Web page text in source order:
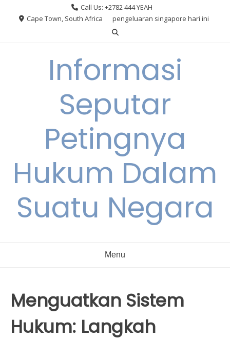
Call Us: +2782 444 YEAH
Cape Town, South Africa
pengeluaran singapore hari ini
Informasi
Seputar
Petingnya
Hukum Dalam
Suatu Negara
Menu
Menguatkan Sistem
Hukum: Langkah